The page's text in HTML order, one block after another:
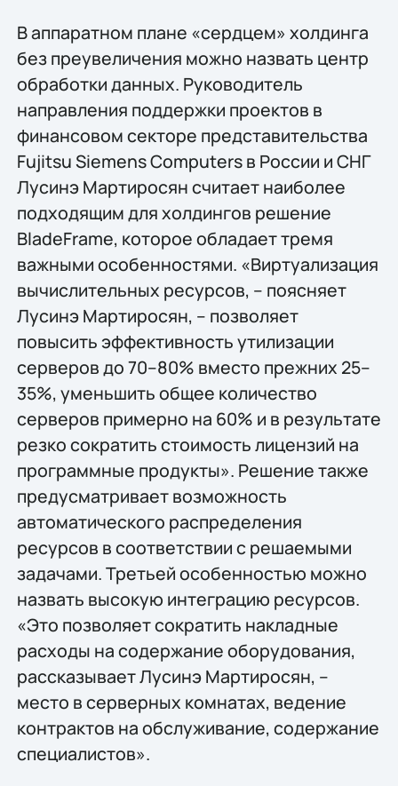
В аппаратном плане «сердцем» холдинга
без преувеличения можно назвать центр
обработки данных. Руководитель
направления поддержки проектов в
финансовом секторе представительства
Fujitsu Siemens Computers в России и СНГ
Лусинэ Мартиросян считает наиболее
подходящим для холдингов решение
BladeFrame, которое обладает тремя
важными особенностями. «Виртуализация
вычислительных ресурсов, – поясняет
Лусинэ Мартиросян, – позволяет
повысить эффективность утилизации
серверов до 70–80% вместо прежних 25–
35%, уменьшить общее количество
серверов примерно на 60% и в результате
резко сократить стоимость лицензий на
программные продукты». Решение также
предусматривает возможность
автоматического распределения
ресурсов в соответствии с решаемыми
задачами. Третьей особенностью можно
назвать высокую интеграцию ресурсов.
«Это позволяет сократить накладные
расходы на содержание оборудования,
рассказывает Лусинэ Мартиросян, –
место в серверных комнатах, ведение
контрактов на обслуживание, содержание
специалистов».